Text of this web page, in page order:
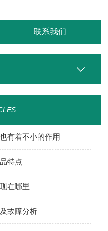
联系我们
有着不小的作用
特点
在哪里
故障分析